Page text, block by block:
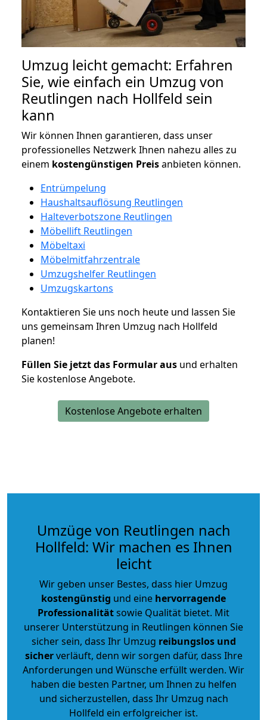
Umzug leicht gemacht: Erfahren
Sie, wie einfach ein Umzug von
Reutlingen nach Hollfeld sein
kann
Wir können Ihnen garantieren, dass unser
professionelles Netzwerk Ihnen nahezu alles zu
einem kostengünstigen Preisanbieten können.
Entrümpelung
Haushaltsauflösung Reutlingen
Halteverbotszone Reutlingen
Möbellift Reutlingen
Möbeltaxi
Möbelmitfahrzentrale
Umzugshelfer Reutlingen
Umzugskartons
Kontaktieren Sie uns noch heute und lassen Sie
uns gemeinsam Ihren Umzug nach Hollfeld
planen!
Füllen Sie jetzt das Formular aus und erhalten
Sie kostenlose Angebote.
Kostenlose Angebote erhalten
Umzüge von Reutlingen nach
Hollfeld: Wir machen es Ihnen
leicht
Wir geben unser Bestes, dass hier Umzug
kostengünstig und eine hervorragende
Professionalitätsowie Qualität bietet. Mit
unserer Unterstützung in Reutlingen können Sie
sicher sein, dass Ihr Umzug reibungslos und
sicherverläuft, denn wir sorgen dafür, dass Ihre
Anforderungen und Wünsche erfüllt werden. Wir
haben die besten Partner, um Ihnen zu helfen
und sicherzustellen, dass Ihr Umzug nach
Hollfeld ein erfolgreicher ist.